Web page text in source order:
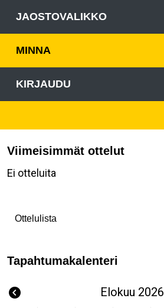
JAOSTOVALIKKO
MINNA
KIRJAUDU
Viimeisimmät ottelut
Ei otteluita
Ottelulista
Tapahtumakalenteri
Elokuu 2026